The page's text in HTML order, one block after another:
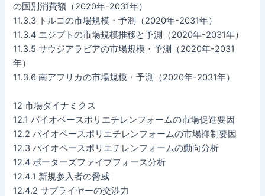
の国別消費額（2020年-2031年）
11.3.3 トルコの市場規模・予測（2020年-2031年）
11.3.4 エジプトの市場規模推移と予測（2020年-2031年）
11.3.5 サウジアラビアの市場規模・予測（2020年-2031
年）
11.3.6 南アフリカの市場規模・予測（2020年-2031年）
12 市場ダイナミクス
12.1 バイオベースポリエチレンフォームの市場促進要因
12.2 バイオベースポリエチレンフォームの市場抑制要因
12.3 バイオベースポリエチレンフォームの動向分析
12.4 ポーターズファイブフォース分析
12.4.1 新規参入者の脅威
12.4.2 サプライヤーの交渉力